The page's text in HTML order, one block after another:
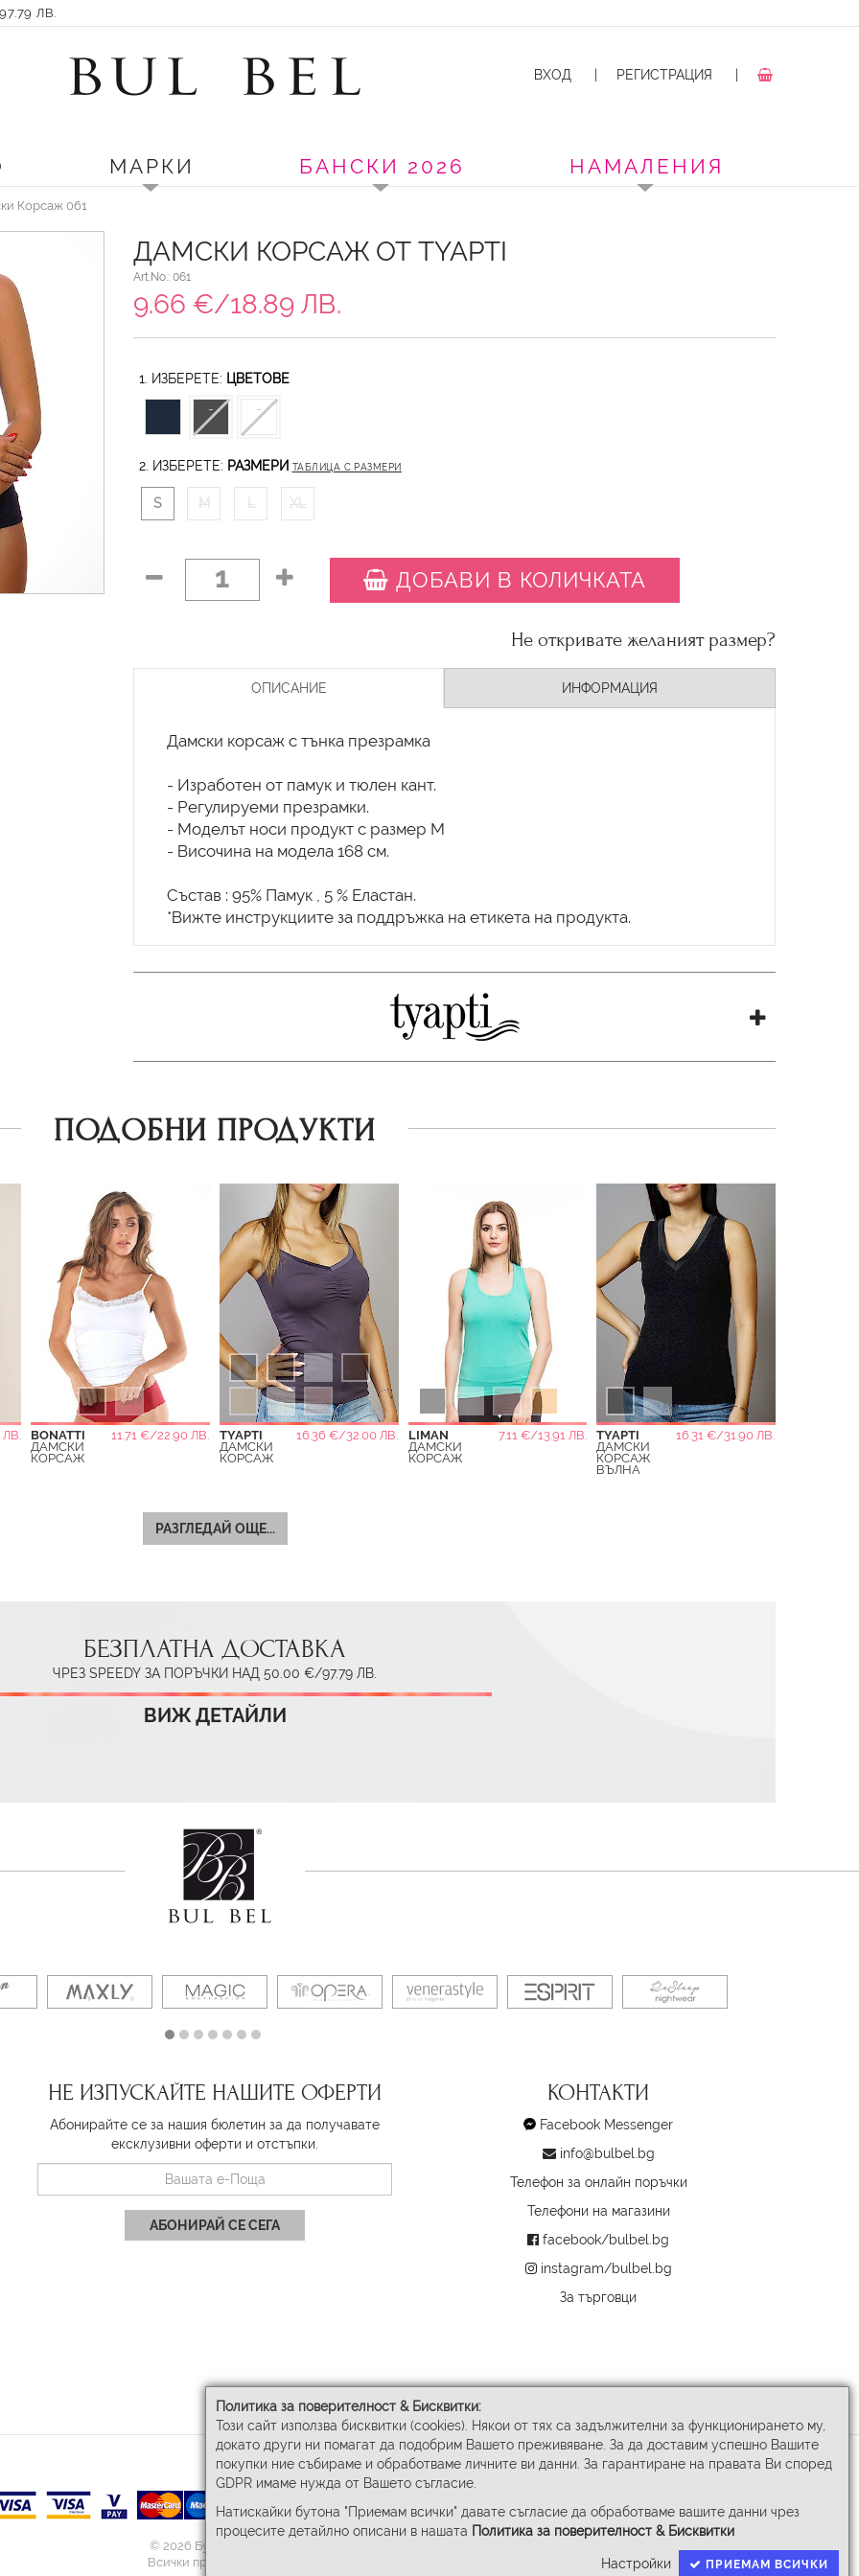
Политика за поверителност & Бисквитки:
Този сайт използва бисквитки (cookies). Някои от тях са задължителни за функционирането му,
докато други ни помагат да подобрим Вашето преживяване. За да доставим успешно Вашите
покупки ние събираме и обработваме личните ви данни. За гарантиране на правата Ви според
GDPR имаме нужда от Вашето съгласие.
Натискайки бутона "Приемам всички" давате съгласие да обработваме вашите данни чрез
процесите детайлно описани в нашата Политика за поверителност & Бисквитки
Настройки ПРИЕМАМ ВСИЧКИ
ЛВ.
ВХОД РЕГИСТРАЦИЯ
МАРКИ БАНСКИ 2026 НАМАЛЕНИЯ
Корсаж 061
ДАМСКИ КОРСАЖ ОТ TYAPTI
Art.No.: 061
9.66 €/18.89 ЛВ.
1. ИЗБЕРЕТЕ: ЦВЕТОВЕ
2. ИЗБЕРЕТЕ: РАЗМЕРИ ТАБЛИЦА С РАЗМЕРИ
S M L XL
1 ДОБАВИ В КОЛИЧКАТА
Не откривате желаният размер?
ОПИСАНИЕ ИНФОРМАЦИЯ
Дамски корсаж с тънка презрамка
- Изработен от памук и тюлен кант.
- Регулируеми презрамки.
- Моделът носи продукт с размер М
- Височина на модела 168 см.
Състав : 95% Памук , 5 % Еластан.
*Вижте инструкциите за поддръжка на етикета на продукта.
ПОДОБНИ ПРОДУКТИ
ЛВ. BONATTI
11.71 €/22.90 ЛВ.
ДАМСКИ
КОРСАЖ
TYAPTI
16.36 €/32.00 ЛВ.
ДАМСКИ
КОРСАЖ
LIMAN
7.11 €/13.91 ЛВ.
ДАМСКИ
КОРСАЖ
TYAPTI
16.31 €/31.90 ЛВ.
ДАМСКИ
КОРСАЖ
ВЪЛНА
РАЗГЛЕДАЙ ОЩЕ...
БЕЗПЛАТНА ДОСТАВКА
ЧРЕЗ SPEEDY ЗА ПОРЪЧКИ НАД 50.00 €/97.79 ЛВ.
ВИЖ ДЕТАЙЛИ
НЕ ИЗПУСКАЙТЕ НАШИТЕ ОФЕРТИ
Абонирайте се за нашия бюлетин за да получавате
ексклузивни оферти и отстъпки.
АБОНИРАЙ СЕ СЕГА
КОНТАКТИ
Facebook Messenger
info@bulbel.bg
Телефон за онлайн поръчки
Телефони на магазини
facebook/bulbel.bg
instagram/bulbel.bg
За търговци
© 2026 Бул-Бел ЕООД
Всички права запазени